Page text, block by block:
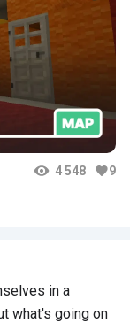
4 548 9
in a
what's going on